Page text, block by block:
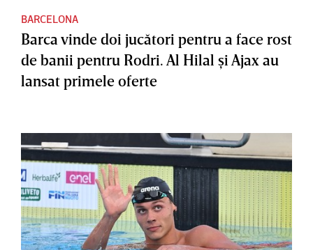
BARCELONA
Barca vinde doi jucători pentru a face rost
de banii pentru Rodri. Al Hilal şi Ajax au
lansat primele oferte